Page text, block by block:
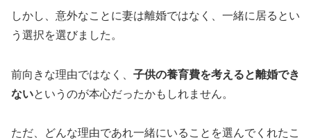
しかし、意外なことに妻は離婚ではなく、一緒に居るとい
う選択を選びました。
前向きな理由ではなく、 子供の養育費を考えると離婚でき
ないというのが本心だったかもしれません。
ただ、どんな理由であれ一緒にいることを選んでくれたこ